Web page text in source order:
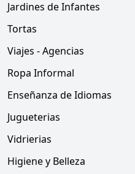
Jardines de Infantes
Tortas
Viajes - Agencias
Ropa Informal
Enseñanza de Idiomas
Jugueterias
Vidrierias
Higiene y Belleza